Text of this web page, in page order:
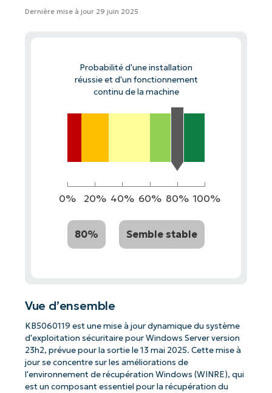
Dernière mise à jour 29 juin 2025
Probabilité d'une installation
réussie et d'un fonctionnement
continu de la machine
0% 20% 40% 60% 80% 100%
80% Semble stable
Vue d’ensemble
KB5060119 est une mise à jour dynamique du système
d'exploitation sécuritaire pour Windows Server version
23h2, prévue pour la sortie le 13 mai 2025. Cette mise à
jour se concentre sur les améliorations de
l'environnement de récupération Windows (WINRE), qui
est un composant essentiel pour la récupération du